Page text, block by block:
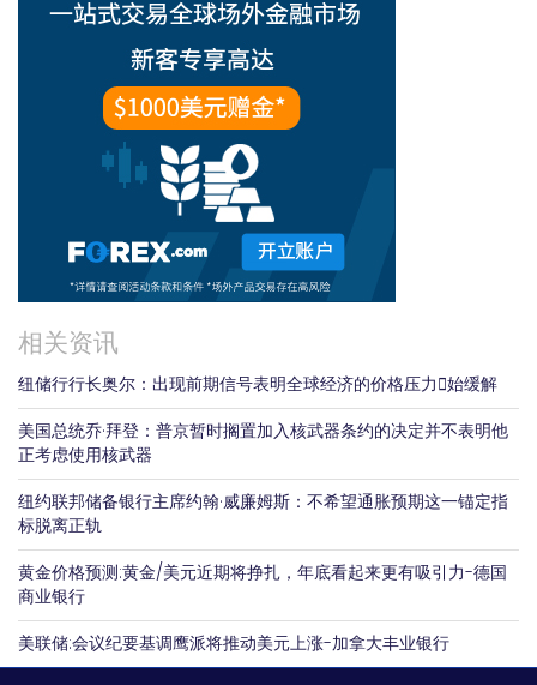
相关资讯
纽储行行长奥尔：出现前期信号表明全球经济的价格压力𫔭始缓解
美国总统乔·拜登：普京暂时搁置加入核武器条约的决定并不表明他
正考虑使用核武器
纽约联邦储备银行主席约翰·威廉姆斯：不希望通胀预期这一锚定指
标脱离正轨
黄金价格预测:黄金/美元近期将挣扎，年底看起来更有吸引力-德国
商业银行
美联储:会议纪要基调鹰派将推动美元上涨-加拿大丰业银行